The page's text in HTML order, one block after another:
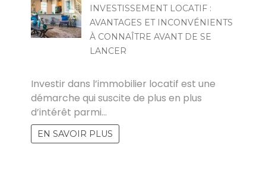
INVESTISSEMENT LOCATIF :
AVANTAGES ET INCONVÉNIENTS
À CONNAÎTRE AVANT DE SE
LANCER
Investir dans l’immobilier locatif est une
démarche qui suscite de plus en plus
d’intérêt parmi…
EN SAVOIR PLUS